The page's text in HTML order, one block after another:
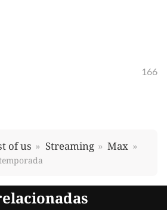
166
of us Streaming Max